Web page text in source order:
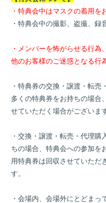
・特典会中はマスクの着用を
・特典会中の撮影、盗撮、録
・メンバーを怖がらせる行
他のお客様のご迷惑となる行
・特典券の交換・譲渡・転売
多くの特典券をお持ちの場合
せていただく場合がございま
・交換・譲渡・転売・代理
ちの場合、特典会への参加を
用特典券は回収させていただ
す。
・会場内、会場外にとどまっ